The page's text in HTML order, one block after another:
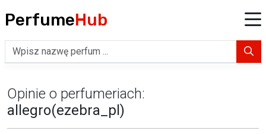
PerfumeHub
Opinie o perfumeriach:
allegro(ezebra_pl)